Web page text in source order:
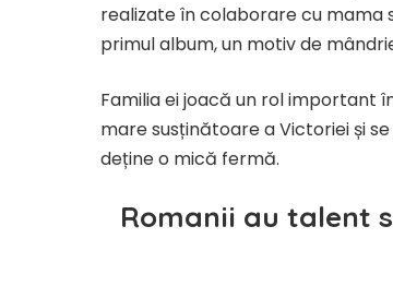
realizate în colaborare cu mama
primul album, un motiv de
Familia ei joacă un rol important
mare susținătoare a Victoriei și
deține o mică fermă.
Romanii au talent